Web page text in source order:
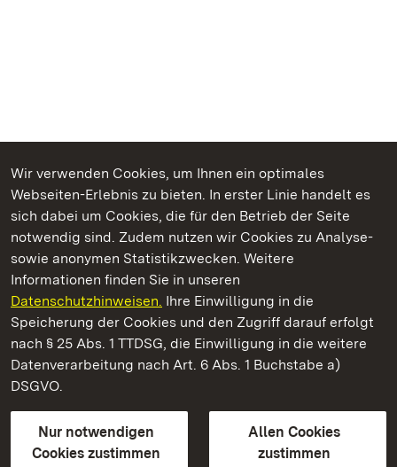
Wir verwenden Cookies, um Ihnen ein optimales
Webseiten-Erlebnis zu bieten. In erster Linie handelt es
sich dabei um Cookies, die für den Betrieb der Seite
notwendig sind. Zudem nutzen wir Cookies zu Analyse-
sowie anonymen Statistikzwecken. Weitere
Informationen finden Sie in unseren
Datenschutzhinweisen. Ihre Einwilligung in die
Speicherung der Cookies und den Zugriff darauf erfolgt
nach § 25 Abs. 1 TTDSG, die Einwilligung in die weitere
Datenverarbeitung nach Art. 6 Abs. 1 Buchstabe a)
DSGVO.
Nur notwendigen
Cookies zustimmen
Allen Cookies
zustimmen
Kommen. Staunen. Genießen.
Römische Badruine Badenweiler
Staatliche Schlösser und Gärten Baden-Württemberg
Kontakt
GebärdenspracheLeichte Sprache
Erklärung zur Barrierefreiheit
BITV-konform (geprüfte Seiten)